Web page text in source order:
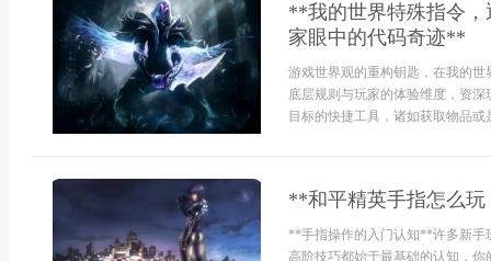
**我的世界特殊指令
家眼中的代码奇迹**
游戏世界观的重构钥匙，在我的
底层规则与玩家的体验维度，资
目标的快捷工具，诸如获取物品或
**和平精英手指怎么
**手指操作的入门认知**许多新手
高阶技巧都始于最基础的认知，